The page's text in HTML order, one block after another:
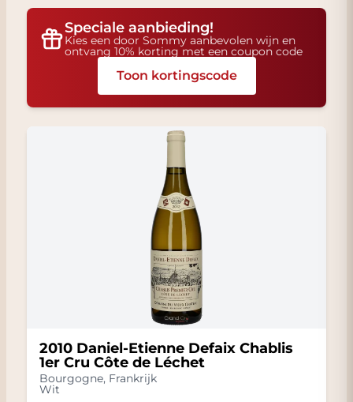
Speciale aanbieding!
Kies een door Sommy aanbevolen wijn en
ontvang 10% korting met een coupon code
Toon kortingscode
2010 Daniel-Etienne Defaix Chablis
1er Cru Côte de Léchet
Bourgogne, Frankrijk
Wit